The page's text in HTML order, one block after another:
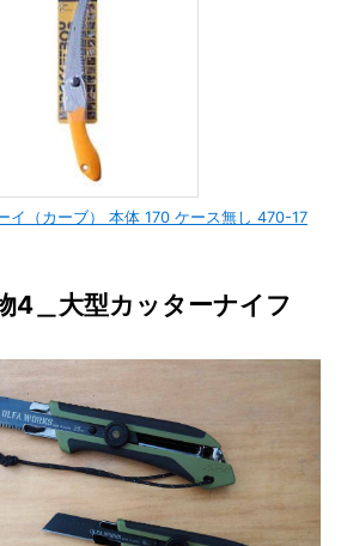
イ（カーブ） 本体 170 ケース無し 470-17
4＿大型カッターナイフ